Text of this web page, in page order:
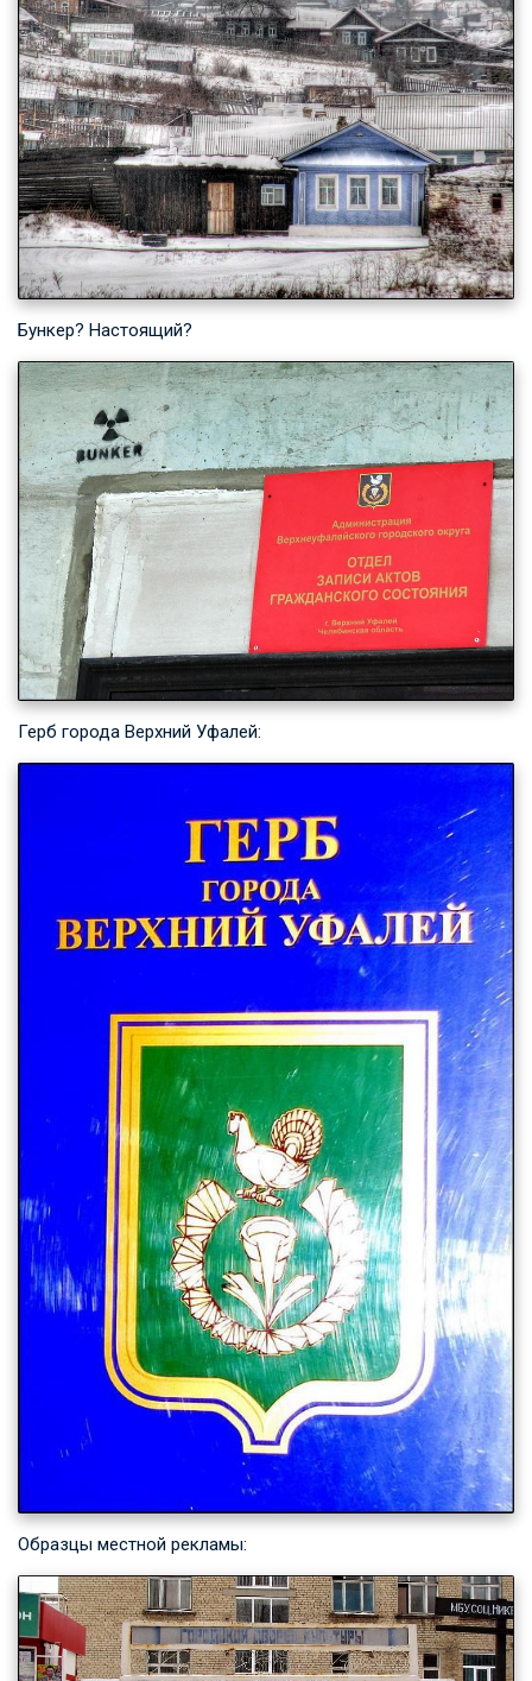
Бункер? Настоящий?
Герб города Верхний Уфалей:
Образцы местной рекламы: